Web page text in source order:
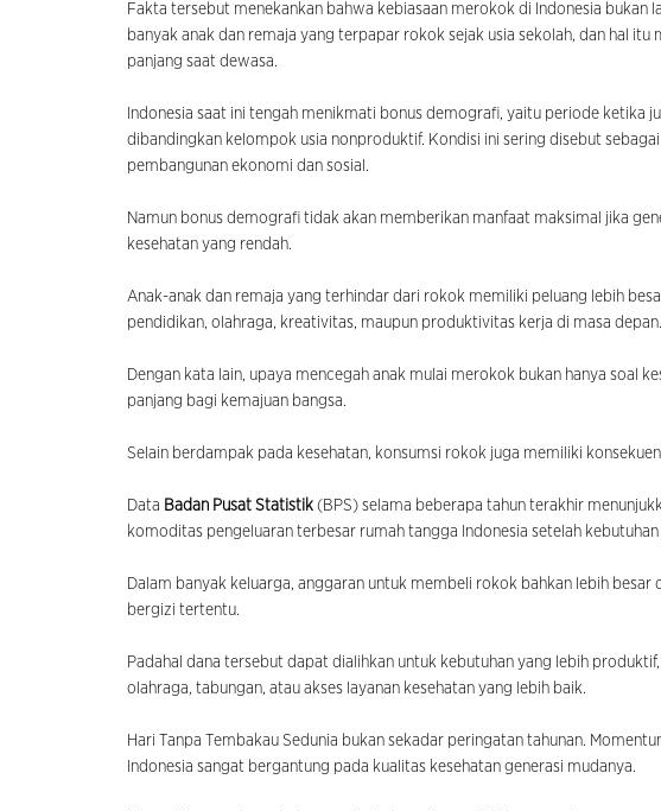
Fakta tersebut menekankan bahwa kebiasaan merokok di Indonesia bukan
banyak anak dan remaja yang terpapar rokok sejak usia sekolah, dan hal
panjang saat dewasa.
Indonesia saat ini tengah menikmati bonus demografi, yaitu periode ketika
dibandingkan kelompok usia nonproduktif. Kondisi ini sering disebut
pembangunan ekonomi dan sosial.
Namun bonus demografi tidak akan memberikan manfaat maksimal jika
kesehatan yang rendah.
Anak-anak dan remaja yang terhindar dari rokok memiliki peluang lebih
pendidikan, olahraga, kreativitas, maupun produktivitas kerja di masa depan.
Dengan kata lain, upaya mencegah anak mulai merokok bukan hanya soal
panjang bagi kemajuan bangsa.
Selain berdampak pada kesehatan, konsumsi rokok juga memiliki
Data Badan Pusat Statistik (BPS) selama beberapa tahun terakhir
komoditas pengeluaran terbesar rumah tangga Indonesia setelah
Dalam banyak keluarga, anggaran untuk membeli rokok bahkan lebih
bergizi tertentu.
Padahal dana tersebut dapat dialihkan untuk kebutuhan yang lebih
olahraga, tabungan, atau akses layanan kesehatan yang lebih baik.
Hari Tanpa Tembakau Sedunia bukan sekadar peringatan tahunan.
Indonesia sangat bergantung pada kualitas kesehatan generasi mudanya.